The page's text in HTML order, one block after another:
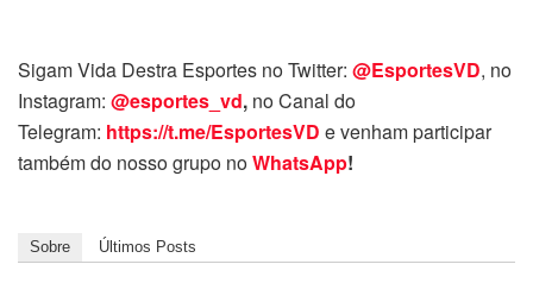
Sigam Vida Destra Esportes no Twitter: @EsportesVD, no
Instagram: @esportes_vd, no Canal do
Telegram: https://t.me/EsportesVD e venham participar
também do nosso grupo noWhatsApp!
Sobre Últimos Posts